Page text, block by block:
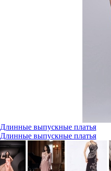
Длинные выпускные платья
Длинные выпускные платья